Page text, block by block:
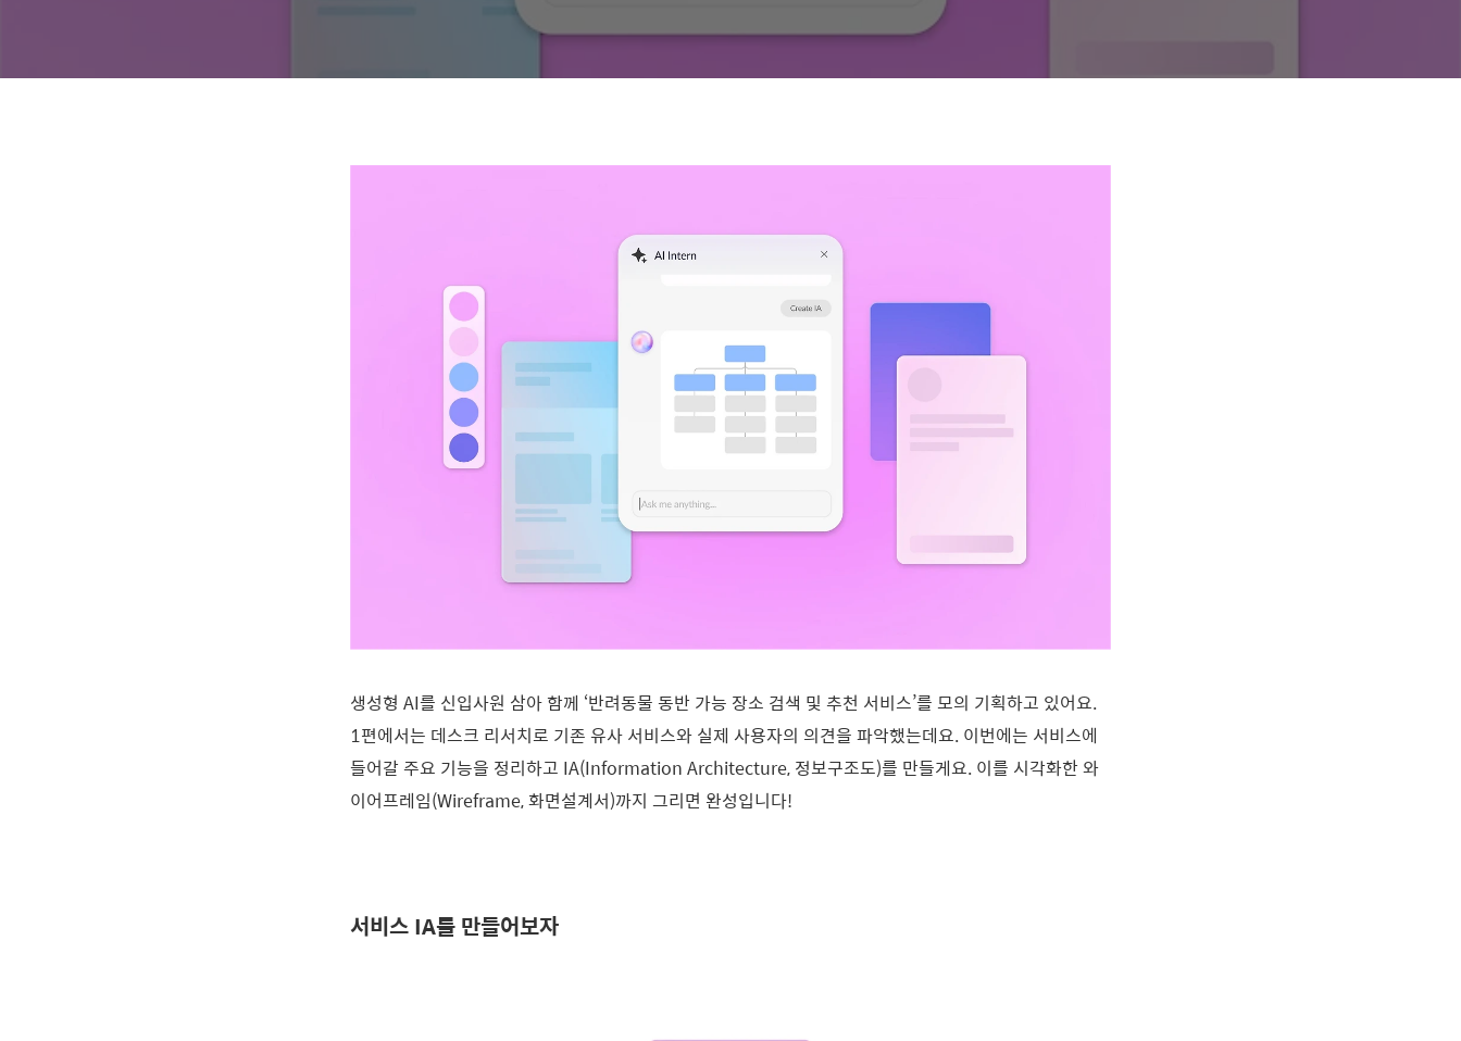
생성형 AI를 신입사원 삼아 함께 ‘반려동물 동반 가능 장소 검색 및 추천 서비스’를 모의 기획하고 있어요.
1편에서는 데스크 리서치로 기존 유사 서비스와 실제 사용자의 의견을 파악했는데요. 이번에는 서비스에
들어갈 주요 기능을 정리하고 IA(Information Architecture, 정보구조도)를 만들게요. 이를 시각화한 와
이어프레임(Wireframe, 화면설계서)까지 그리면 완성입니다!
서비스 IA를 만들어보자